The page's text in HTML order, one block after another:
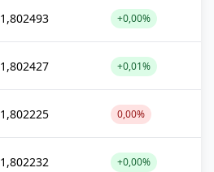
1,802493 +0,00%
1,802427 +0,01%
1,802225 0,00%
1,802232 +0,00%